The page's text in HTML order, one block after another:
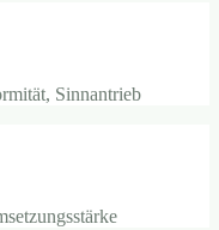
Sinnantrieb